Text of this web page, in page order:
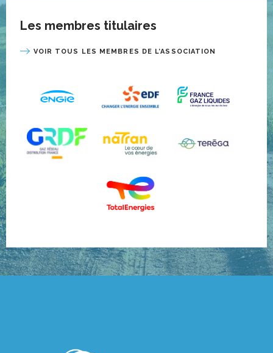
Les membres titulaires
VOIR TOUS LES MEMBRES DE L’ASSOCIATION